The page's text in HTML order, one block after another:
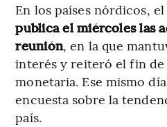
En los países nórdicos, el
publica el miércoles las
reunión, en la que
interés y reiteró el fin de
monetaria. Ese mismo
encuesta sobre la
país.